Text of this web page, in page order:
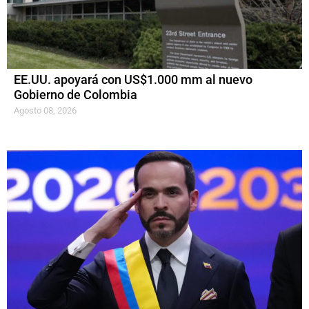
EE.UU. apoyará con US$1.000 mm al nuevo
Gobierno de Colombia
Agosto 08, 2026